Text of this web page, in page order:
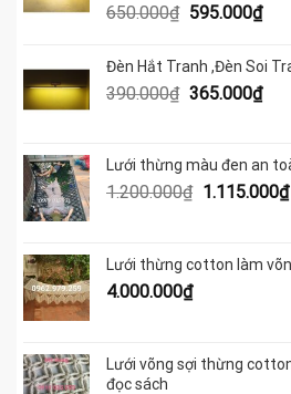
650.000₫ Giá
là:
650.000₫.
595.000₫Giá
tại
là:
Đèn Hắt Tranh ,Đèn Soi
390.000₫ Giá
390.000₫.
365.000₫Giá
là:
Lưới thừng màu đen an
1.200.000₫ Giá
1.200.000₫.
1.115.000₫
Lưới thừng cotton làm
4.000.000₫
Lưới võng sợi thừng
đọc sách